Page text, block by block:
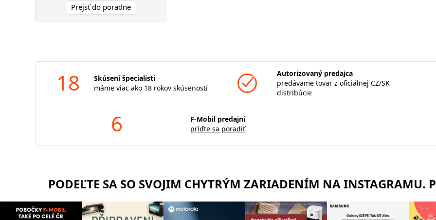
Prejsť do poradne
18
Skúsení špecialisti
máme viac ako 18 rokov skúseností
Autorizovaný predajca
predávame tovar z oficiálnej CZ/SK
distribúcie
6
F-Mobil predajní
príďte sa poradiť
PODEĽTE SA SO SVOJIM CHYTRÝM ZARIADENÍM NA INSTAGRAMU.